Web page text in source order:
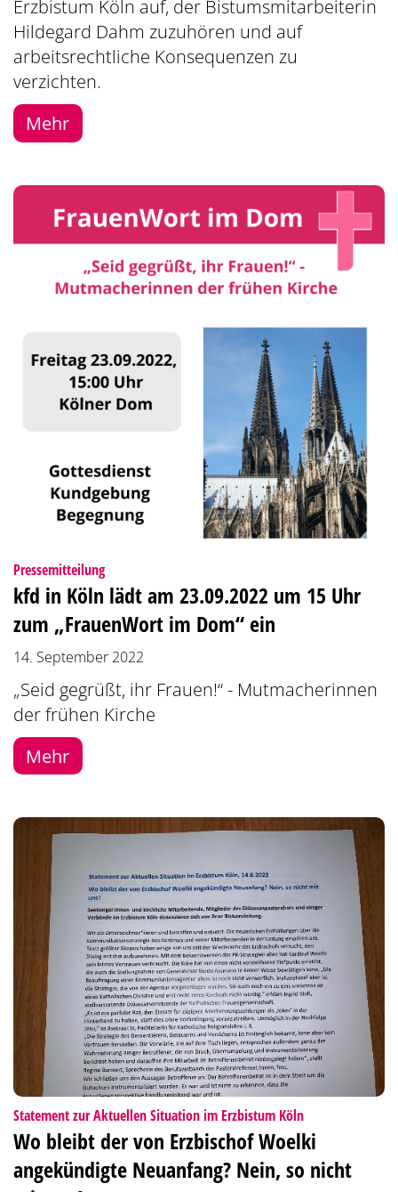
Erzbistum Köln auf, der Bistumsmitarbeiterin
Hildegard Dahm zuzuhören und auf
arbeitsrechtliche Konsequenzen zu
verzichten.
Mehr
Pressemitteilung:
kfd in Köln lädt am 23.09.2022 um 15 Uhr
zum „FrauenWort im Dom“ ein
14. September 2022
„Seid gegrüßt, ihr Frauen!“ - Mutmacherinnen
der frühen Kirche
Mehr
Statement zur Aktuellen Situation im Erzbistum Köln:
Wo bleibt der von Erzbischof Woelki
angekündigte Neuanfang? Nein, so nicht